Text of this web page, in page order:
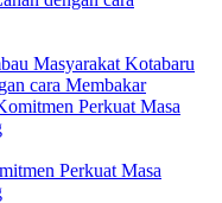
Masyarakat Kotabaru
cara Membakar
Perkuat Masa